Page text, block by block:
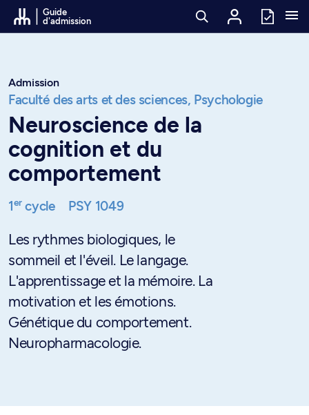
Passer au contenu
Guide
d'admission
Admission
Faculté des arts et des sciences, Psychologie
Neuroscience de la
cognition et du
comportement
1ercycle PSY 1049
Les rythmes biologiques, le
sommeil et l'éveil. Le langage.
L'apprentissage et la mémoire. La
motivation et les émotions.
Génétique du comportement.
Neuropharmacologie.